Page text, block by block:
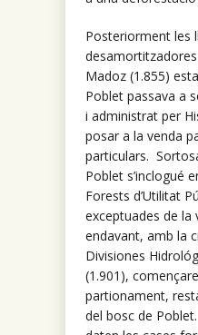
Posteriorment les
Madoz (1.855)
Poblet passava a
i administrat per
posar a la venda
particulars.
Poblet s’inclogué
Forests d’Utilitat
exceptuades de la
endavant, amb la
Divisiones
(1.901),
partionament,
del bosc de